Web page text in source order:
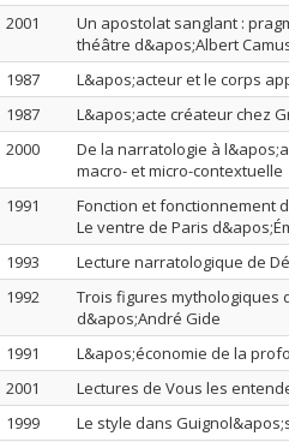
2001
Un apostolat sanglant :
théâtre d&apos;Albert
1987
L&apos;acteur et le corps
1987
L&apos;acte créateur chez
2000
De la narratologie à
macro- et micro-contextuelle
1991
Fonction et fonctionnement
Le ventre de Paris
1993
Lecture narratologique de
1992
Trois figures mythologiques
d&apos;André Gide
1991
L&apos;économie de la
2001
Lectures de Vous les
1999
Le style dans